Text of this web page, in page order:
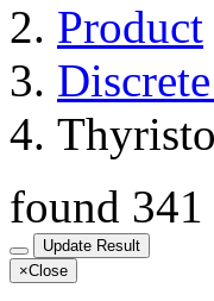
Product
found 341
Update Result
×Close